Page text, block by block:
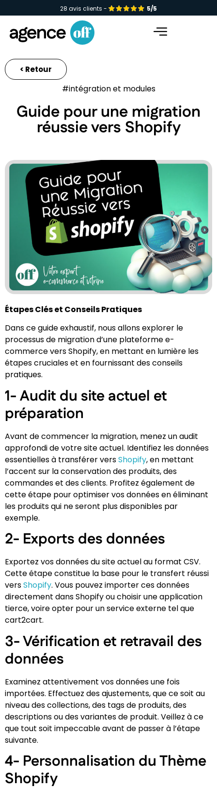
28 avis clients - 5/5
< Retour
#intégration et modules
Guide pour une migration
réussie vers Shopify
Étapes Clés et Conseils Pratiques
Dans ce guide exhaustif, nous allons explorer le
processus de migration d’une plateforme e-
commerce vers Shopify, en mettant en lumière les
étapes cruciales et en fournissant des conseils
pratiques.
1-Audit du site actuel et
préparation
Avant de commencer la migration, menez un audit
approfondi de votre site actuel. Identifiez les données
essentielles à transférer versShopify, en mettant
l’accent sur la conservation des produits, des
commandes et des clients. Profitez également de
cette étape pour optimiser vos données en éliminant
les produits qui ne seront plus disponibles par
exemple.
2- Exports des données
Exportez vos données du site actuel au format CSV.
Cette étape constitue la base pour le transfert réussi
versShopify. Vous pouvez importer ces données
directement dans Shopify ou choisir une application
tierce, voire opter pour un service externe tel que
cart2cart.
3- Vérification et retravail des
données
Examinez attentivement vos données une fois
importées. Effectuez des ajustements, que ce soit au
niveau des collections, des tags de produits, des
descriptions ou des variantes de produit. Veillez à ce
que tout soit impeccable avant de passer à l’étape
suivante.
4- Personnalisation du Thème
Shopify